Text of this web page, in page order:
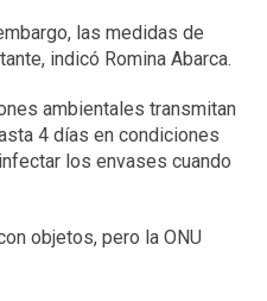
las medidas de
indicó Romina Abarca.
ambientales transmitan
4 días en condiciones
los envases cuando
objetos, pero la ONU